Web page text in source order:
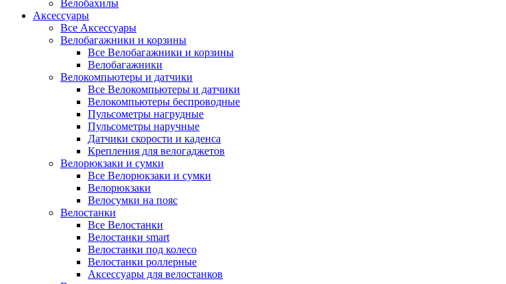
Велобахилы
Аксессуары
Все Аксессуары
Велобагажники и корзины
Все Велобагажники и корзины
Велобагажники
Велокомпьютеры и датчики
Все Велокомпьютеры и датчики
Велокомпьютеры беспроводные
Пульсометры нагрудные
Пульсометры наручные
Датчики скорости и каденса
Крепления для велогаджетов
Велорюкзаки и сумки
Все Велорюкзаки и сумки
Велорюкзаки
Велосумки на пояс
Велостанки
Все Велостанки
Велостанки smart
Велостанки под колесо
Велостанки роллерные
Аксессуары для велостанков